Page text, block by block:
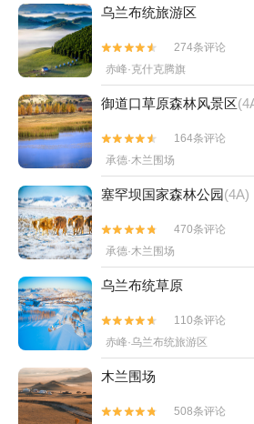
乌兰布统旅游区


274条评论
赤峰·克什克腾旗
御道口草原森林风景区


164条评论
承德·木兰围场
塞罕坝国家森林公园(4A)


470条评论
承德·木兰围场
乌兰布统草原


110条评论
赤峰·乌兰布统旅游区
木兰围场

 508条评论